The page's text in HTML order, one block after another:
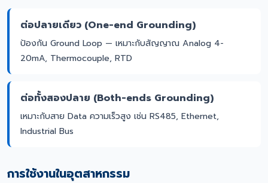
ต่อปลายเดียว (One-end Grounding)
ป้องกัน Ground Loop — เหมาะกับสัญญาณ Analog 4-
20mA, Thermocouple, RTD
ต่อทั้งสองปลาย (Both-ends Grounding)
เหมาะกับสาย Data ความเร็วสูง เช่น RS485, Ethernet,
Industrial Bus
การใช้งานในอุตสาหกรรม